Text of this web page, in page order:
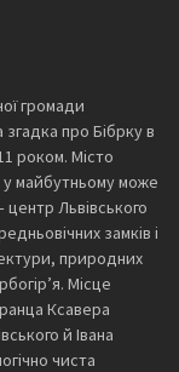
громади
згадка про Бібрку в
роком. Місто
у майбутньому може
центр Львівського
замків і
природних
Місце
Ксавера
й Івана
чиста